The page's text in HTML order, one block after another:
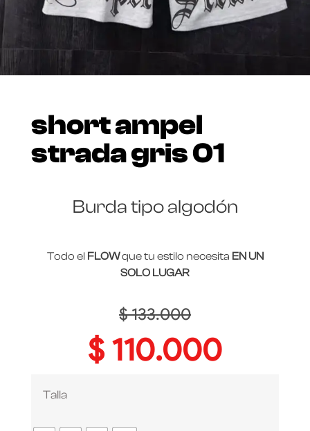
short ampel
strada gris 01
Burda tipo algodón
Todo el FLOWque tu estilo necesita EN UN
SOLO LUGAR
$133.000
$ 110.000
Talla